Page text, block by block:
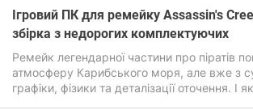
Ігровий ПК для ремейку Assassin's
збірка з недорогих комплектуючих
Ремейк легендарної частини про піратів
атмосферу Карибського моря, але вже з
графіки, фізики та деталізації оточення. І